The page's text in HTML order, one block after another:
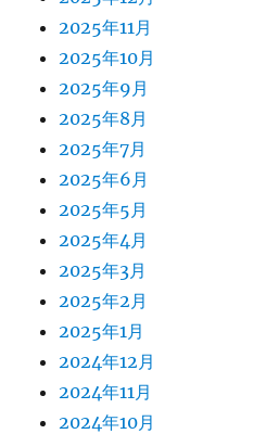
2025年11月
2025年10月
2025年9月
2025年8月
2025年7月
2025年6月
2025年5月
2025年4月
2025年3月
2025年2月
2025年1月
2024年12月
2024年11月
2024年10月